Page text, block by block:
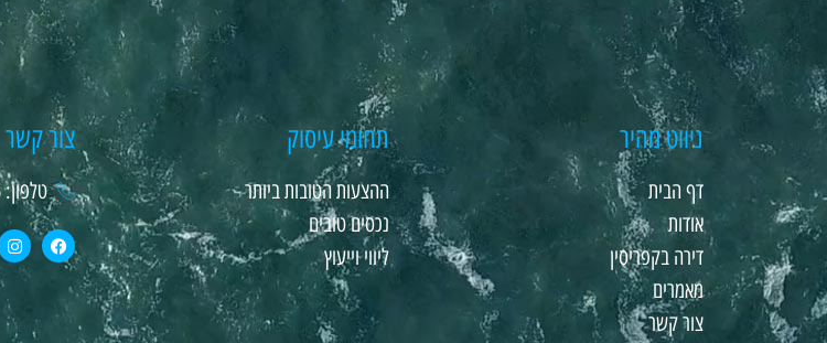
ניווט מהיר
דף הבית
אודות
דירה בקפריסין
מאמרים
צור קשר
תחומי עיסוק
ההצעות הטובות ביותר
נכסים טובים
ליווי וייעוץ
צור קשר
טלפון: 074-7009735